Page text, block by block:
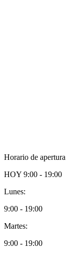
Horario de apertura
HOY 9:00 - 19:00
Lunes:
9:00 - 19:00
Martes:
9:00 - 19:00